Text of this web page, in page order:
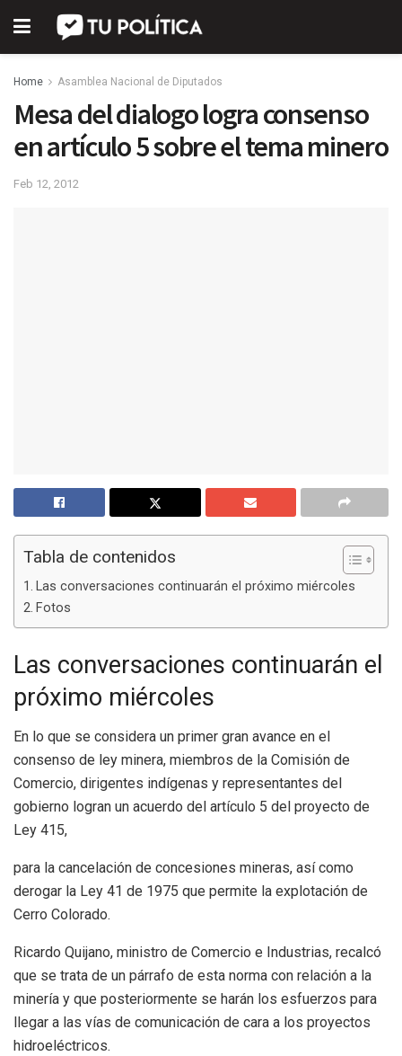
Home Asamblea Nacional de Diputados
Mesa del dialogo logra consenso
en artículo 5 sobre el tema minero
Feb 12, 2012
Tabla de contenidos
Las conversaciones continuarán el próximo miércoles
Fotos
Las conversaciones continuarán el
próximo miércoles
En lo que se considera un primer gran avance en el
consenso de ley minera, miembros de la Comisión de
Comercio, dirigentes indígenas y representantes del
gobierno logran un acuerdo del artículo 5 del proyecto de
Ley 415,
para la cancelación de concesiones mineras, así como
derogar la Ley 41 de 1975 que permite la explotación de
Cerro Colorado.
Ricardo Quijano, ministro de Comercio e Industrias, recalcó
que se trata de un párrafo de esta norma con relación a la
minería y que posteriormente se harán los esfuerzos para
llegar a las vías de comunicación de cara a los proyectos
hidroeléctricos.